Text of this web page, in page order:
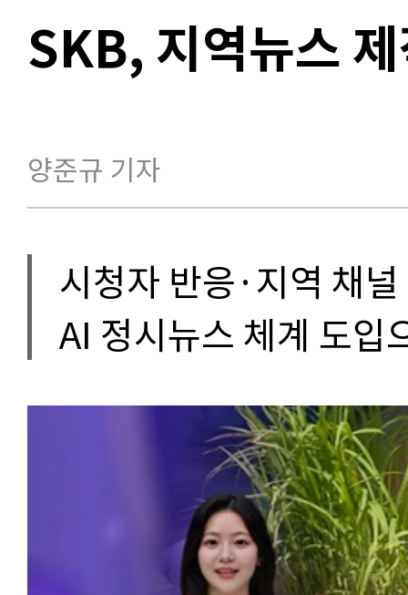
SKB, 지역뉴스
양준규 기자
시청자 반응·지역 채
AI 정시뉴스 체계 도입